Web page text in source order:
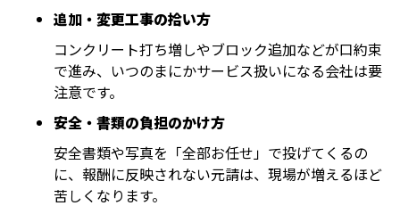
追加・変更工事の拾い方
コンクリート打ち増しやブロック追加などが口約束
で進み、いつのまにかサービス扱いになる会社は要
注意です。
安全・書類の負担のかけ方
安全書類や写真を「全部お任せ」で投げてくるの
に、報酬に反映されない元請は、現場が増えるほど
苦しくなります。